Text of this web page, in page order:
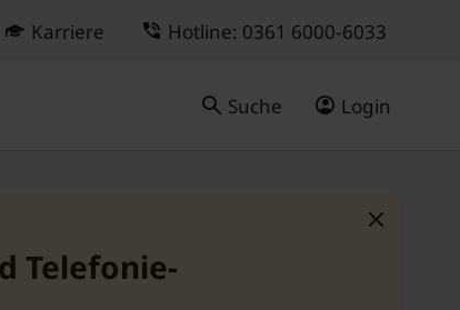
Karriere Hotline: 0361 6000-6033
Suche Login
Telefonie-